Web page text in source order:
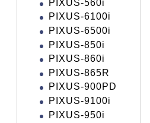
PIXUS-560i
PIXUS-6100i
PIXUS-6500i
PIXUS-850i
PIXUS-860i
PIXUS-865R
PIXUS-900PD
PIXUS-9100i
PIXUS-950i